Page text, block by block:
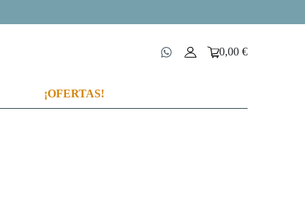
Carro
0,00€
¡OFERTAS!